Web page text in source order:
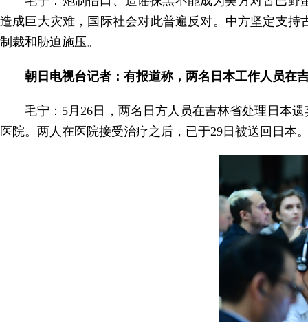
造成巨大灾难，国际社会对此普遍反对。中方坚定支
制裁和胁迫施压。
朝日电视台记者：有报道称，两名日本工作人员在
毛宁：5月26日，两名日方人员在吉林省处理日本
医院。两人在医院接受治疗之后，已于29日被送回日本